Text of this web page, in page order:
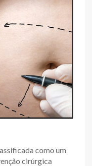
como um
cirúrgica